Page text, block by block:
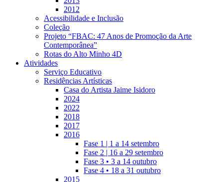
2012
Acessibilidade e Inclusão
Coleção
Projeto “FBAC: 47 Anos de Promoção da Arte
Contemporânea”
Rotas do Alto Minho 4D
Atividades
Serviço Educativo
Residências Artísticas
Casa do Artista Jaime Isidoro
2024
2022
2018
2017
2016
Fase 1 | 1 a 14 setembro
Fase 2 | 16 a 29 setembro
Fase 3 • 3 a 14 outubro
Fase 4 • 18 a 31 outubro
2015